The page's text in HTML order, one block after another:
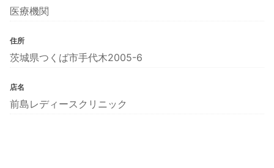
医療機関
住所
茨城県つくば市手代木2005-6
店名
前島レディースクリニック